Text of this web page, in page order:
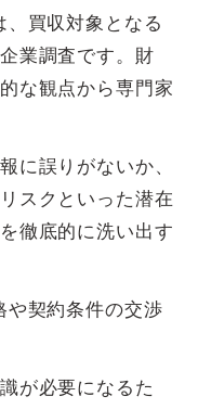
、買収対象となる
業調査です。財
な観点から専門家
に誤りがないか、
スクといった潜在
徹底的に洗い出す
や契約条件の交渉
が必要になるた